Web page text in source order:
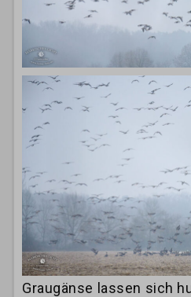
Graugänse lassen sich